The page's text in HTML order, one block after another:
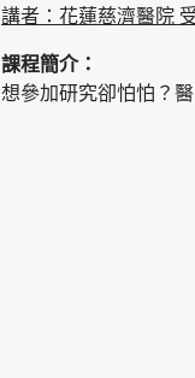
講者：花蓮慈濟醫院
課程簡介：
想參加研究卻怕怕？